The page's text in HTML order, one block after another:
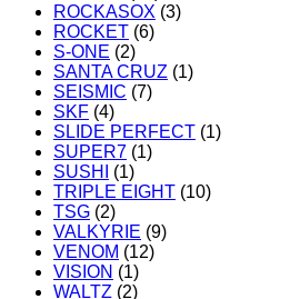
ROCKASOX (3)
ROCKET (6)
S-ONE (2)
SANTA CRUZ (1)
SEISMIC (7)
SKF (4)
SLIDE PERFECT (1)
SUPER7 (1)
SUSHI
(1)
TRIPLE EIGHT (10)
TSG (2)
VALKYRIE (9)
VENOM (12)
VISION (1)
WALTZ (2)